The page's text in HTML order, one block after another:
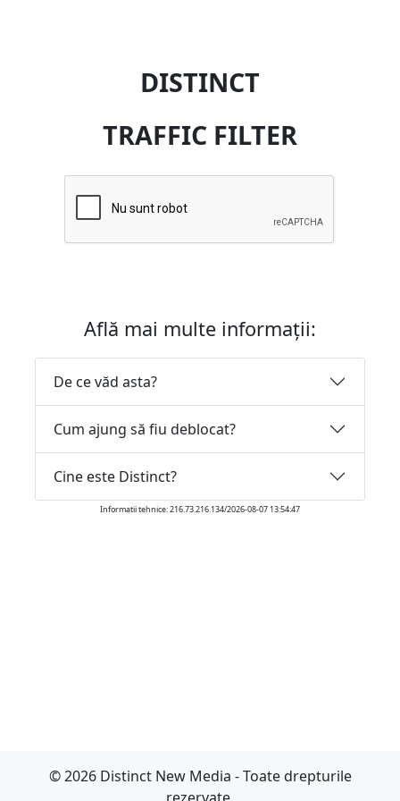
DISTINCT
TRAFFIC FILTER
Află mai multe informații:
De ce văd asta?
Cum ajung să fiu deblocat?
Cine este Distinct?
Informatii tehnice: 216.73.216.134/2026-08-07 13:54:47
© 2026 Distinct New Media - Toate drepturile